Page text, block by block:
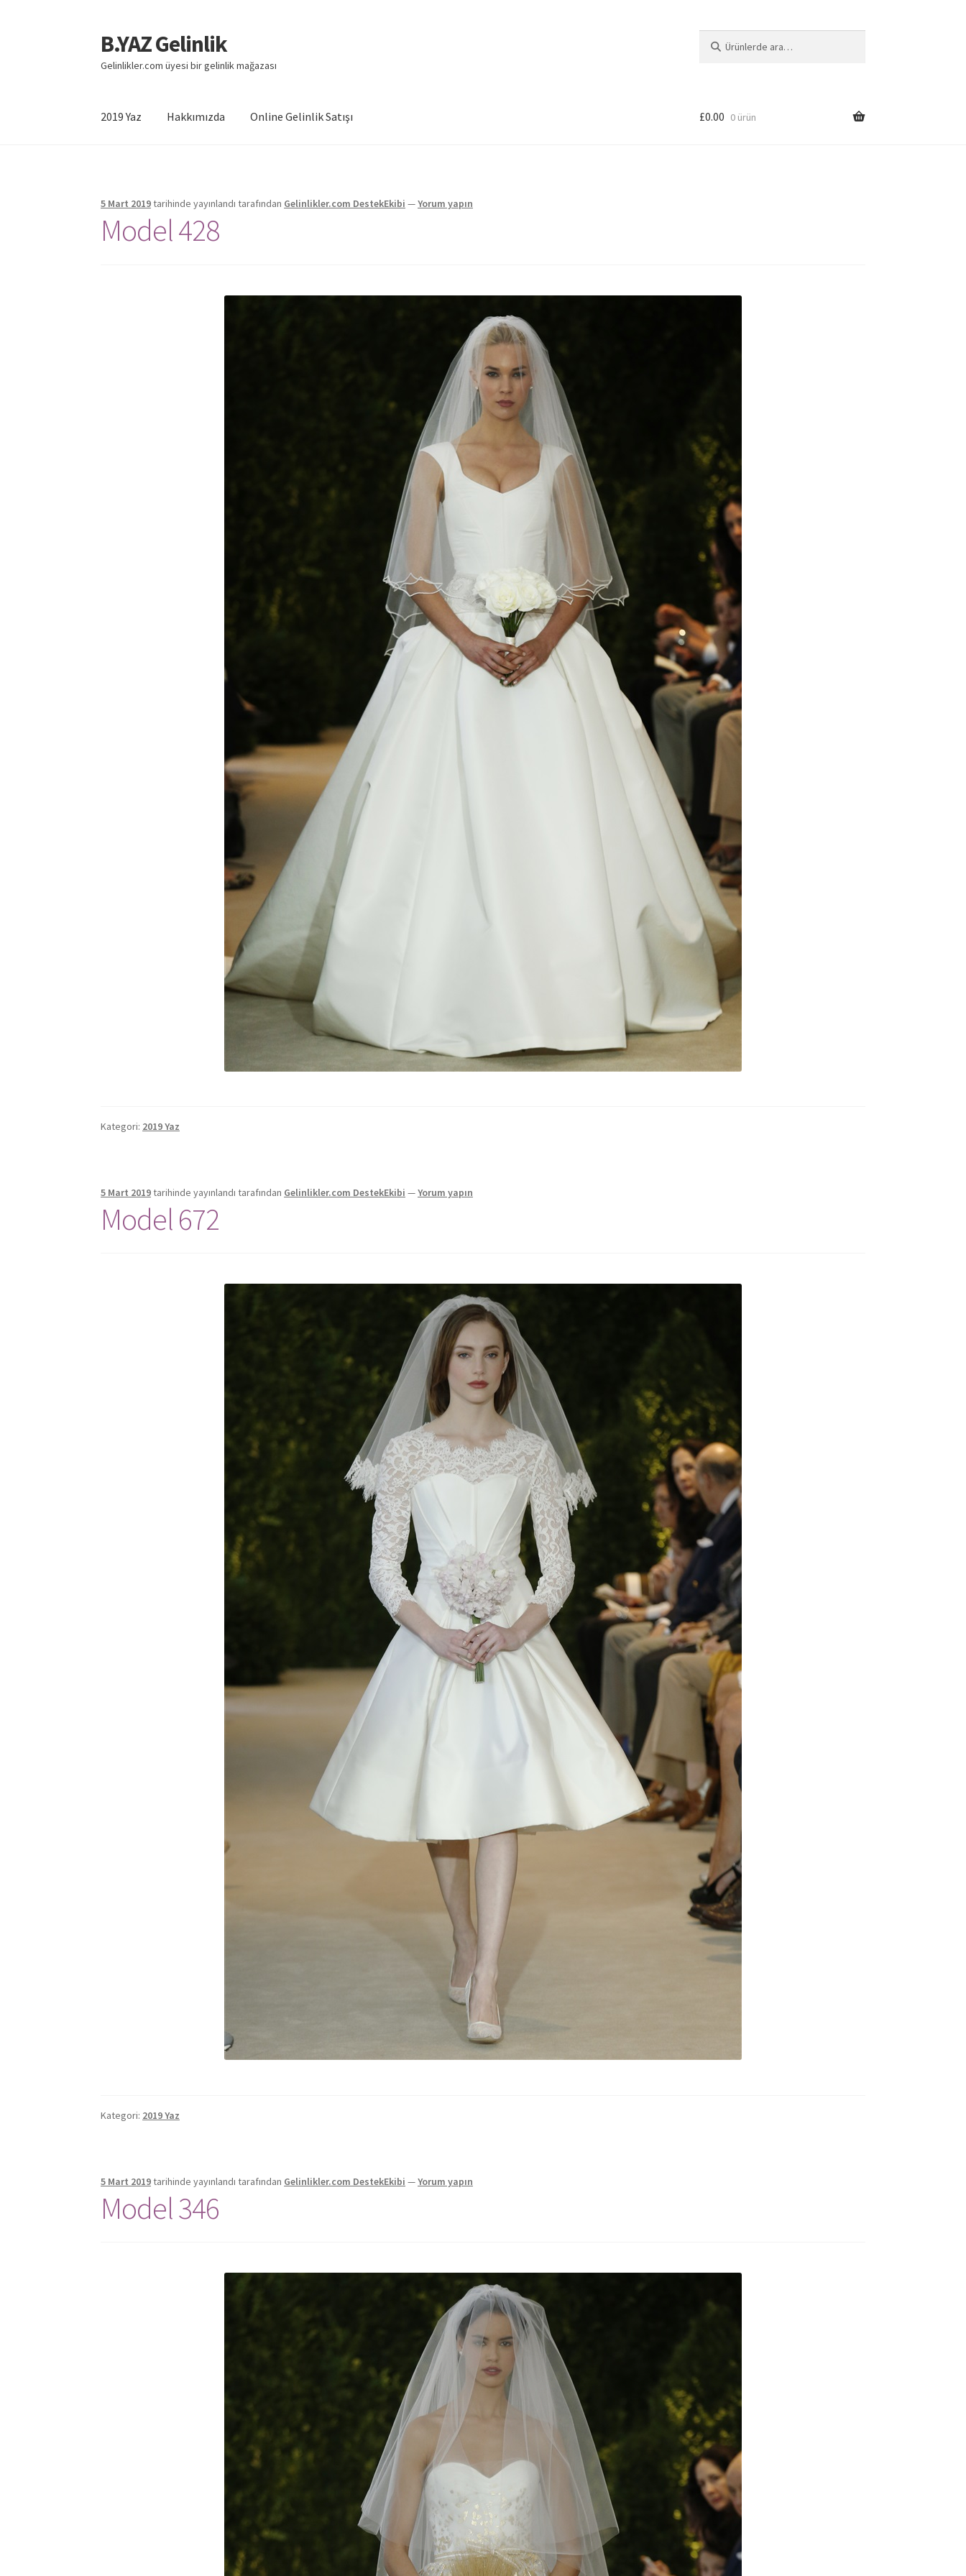
Dolaşıma
geç
İçeriğe
geç
B.YAZ Gelinlik
Gelinlikler.com üyesi bir gelinlik mağazası
2019 Yaz Hakkımızda Online Gelinlik Satışı £0.00 0 ürün
5 Mart 2019tarihinde yayınlandı tarafından Gelinlikler.com DestekEkibi —Yorum yapın
Model 428
Kategori: 2019 Yaz
5 Mart 2019tarihinde yayınlandı tarafından Gelinlikler.com DestekEkibi —Yorum yapın
Model 672
Kategori: 2019 Yaz
5 Mart 2019tarihinde yayınlandı tarafından Gelinlikler.com DestekEkibi —Yorum yapın
Model 346